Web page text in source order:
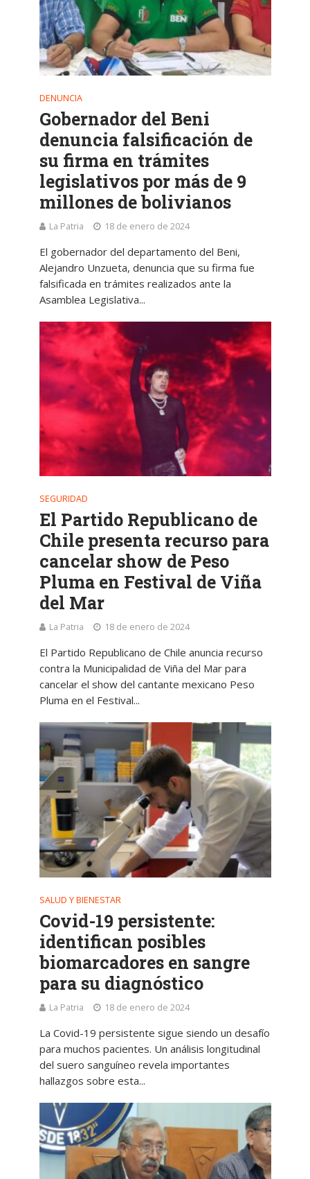
DENUNCIA
Gobernador del Beni
denuncia falsificación de
su firma en trámites
legislativos por más de 9
millones de bolivianos
La Patria 18 de enero de 2024
El gobernador del departamento del Beni,
Alejandro Unzueta, denuncia que su firma fue
falsificada en trámites realizados ante la
Asamblea Legislativa...
SEGURIDAD
El Partido Republicano de
Chile presenta recurso para
cancelar show de Peso
Pluma en Festival de Viña
del Mar
La Patria 18 de enero de 2024
El Partido Republicano de Chile anuncia recurso
contra la Municipalidad de Viña del Mar para
cancelar el show del cantante mexicano Peso
Pluma en el Festival...
SALUD Y BIENESTAR
Covid-19 persistente:
identifican posibles
biomarcadores en sangre
para su diagnóstico
La Patria 18 de enero de 2024
La Covid-19 persistente sigue siendo un desafío
para muchos pacientes. Un análisis longitudinal
del suero sanguíneo revela importantes
hallazgos sobre esta...